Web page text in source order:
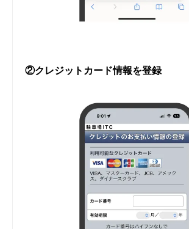
②クレジットカード情報を登録